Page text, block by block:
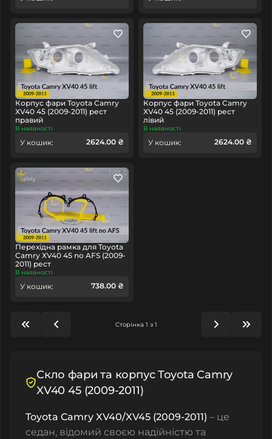
Корпус фари Toyota Camry
XV40 45 (2009-2011) рест
правий
В наявності
У кошик: 2624.00 ₴
Корпус фари Toyota Camry
XV40 45 (2009-2011) рест
лівий
В наявності
У кошик: 2624.00 ₴
Перехідна рамка для Toyota
Camry XV40 45 no AFS (2009-
2011) рест
В наявності
У кошик: 738.00 ₴
Сторінка 1 з 1
Cкло фари та корпус Toyota Camry
XV40 45 (2009-2011)
Toyota Camry XV40/XV45 (2009-2011) – це
седан, відомий своєю надійністю та